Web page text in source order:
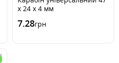
x 24 x 4 мм
7.28грн